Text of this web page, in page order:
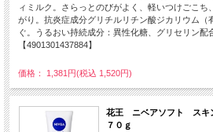
ィミルク。さらっとのびがよく、軽いつけごこち
がり。抗炎症成分グリチルリチン酸ジカリウム（
ぐ。うるおい持続成分：異性化糖、グリセリン
【4901301437884】
価格： 1,381円(税込 1,520円)
花王 ニベアソフト スキ
７０ｇ